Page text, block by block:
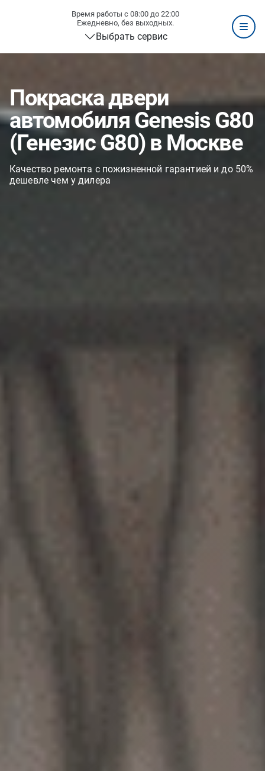
Время работы с 08:00 до 22:00
Ежедневно, без выходных.
Выбрать сервис
Покраска двери
автомобиля Genesis G80
(Генезис G80) в Москве
Качество ремонта с пожизненной гарантией и до 50%
дешевле чем у дилера